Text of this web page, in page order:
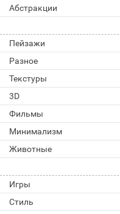
Абстракции
Пейзажи
Разное
Текстуры
3D
Фильмы
Минимализм
Животные
Игры
Стиль